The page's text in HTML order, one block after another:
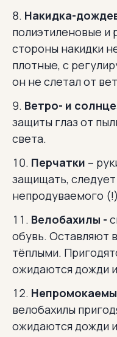
Накидка-
полиэтиленовые и
стороны накидки
плотные, с
он не слетал от
Ветро- и
защиты глаз от
света.
Перчатки –
защищать, следует
непродуваемого
Велобахилы -
обувь. Оставляют
тёплыми.
ожидаются дожди
велобахилы
ожидаются дожди